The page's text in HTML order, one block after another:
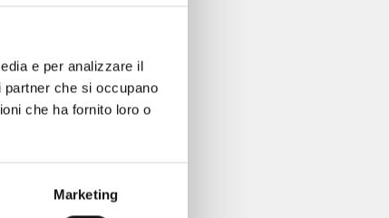
e per analizzare il
che si occupano
che ha fornito loro o
Marketing